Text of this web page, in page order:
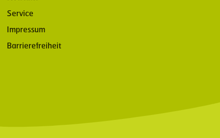
Service
Impressum
Barrierefreiheit